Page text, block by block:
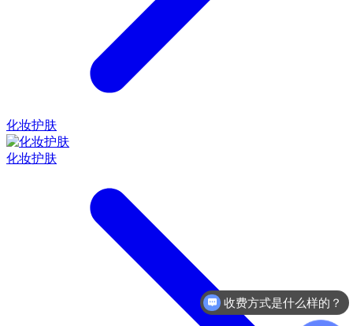
化妆护肤
化妆护肤
收费方式是什么样的？